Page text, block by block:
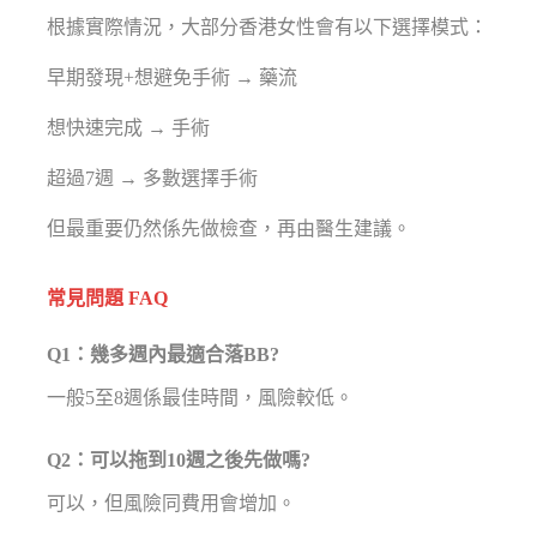
根據實際情況，大部分香港女性會有以下選擇模式：
早期發現+想避免手術 → 藥流
想快速完成 → 手術
超過7週 → 多數選擇手術
但最重要仍然係先做檢查，再由醫生建議。
常見問題 FAQ
Q1：幾多週內最適合落BB?
一般5至8週係最佳時間，風險較低。
Q2：可以拖到10週之後先做嗎?
可以，但風險同費用會增加。